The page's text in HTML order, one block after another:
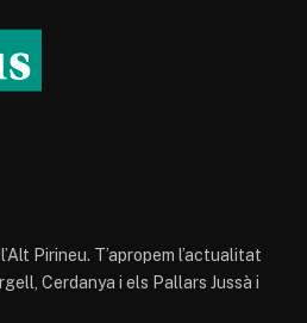
Pirineu. T’apropem l’actualitat
Cerdanya i els Pallars Jussà i